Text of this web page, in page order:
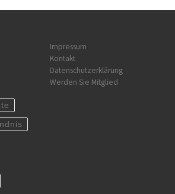
Impressum
Kontakt
Datenschutzerklärung
Werden Sie Mitglied